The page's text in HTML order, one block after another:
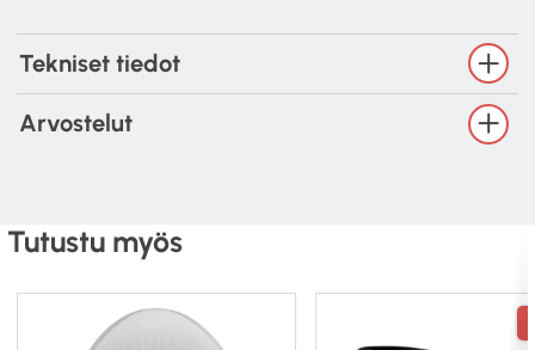
Asennusmahdollisuudet: mukautuu
Tekniset tiedot
Arvostelut
Tutustu myös